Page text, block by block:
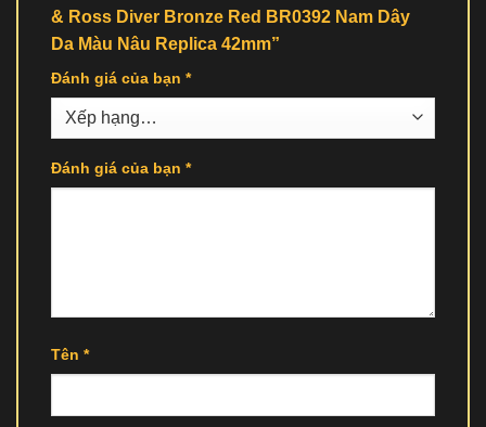
& Ross Diver Bronze Red BR0392 Nam Dây
Da Màu Nâu Replica 42mm”
Đánh giá của bạn *
Đánh giá của bạn *
Tên *